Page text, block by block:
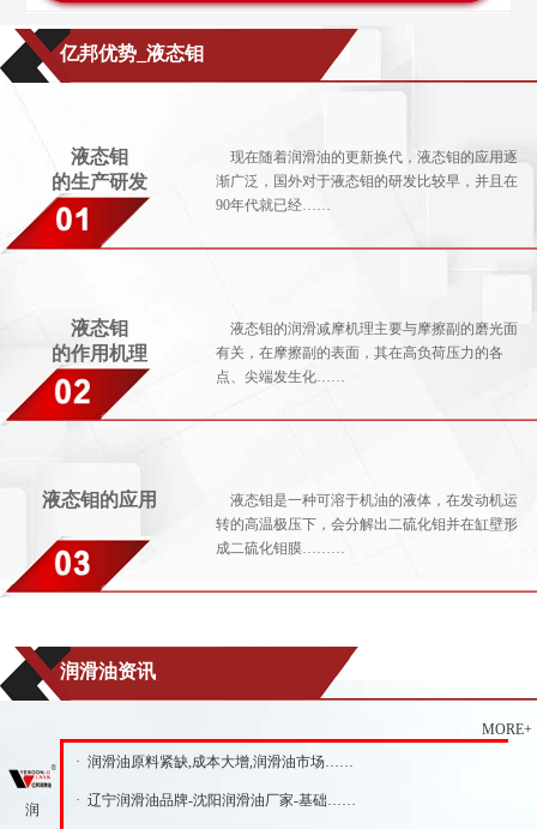
亿邦优势_液态钼
液态钼
的生产研发
现在随着润滑油的更新换代，液态钼的应用逐
渐广泛，国外对于液态钼的研发比较早，并且在
90年代就已经……
液态钼
的作用机理
液态钼的润滑减摩机理主要与摩擦副的磨光面
有关，在摩擦副的表面，其在高负荷压力的各
点、尖端发生化……
液态钼的应用
液态钼是一种可溶于机油的液体，在发动机运
转的高温极压下，会分解出二硫化钼并在缸壁形
成二硫化钼膜………
润滑油资讯
MORE+
润
· 润滑油原料紧缺,成本大增,润滑油市场……
· 辽宁润滑油品牌-沈阳润滑油厂家-基础……